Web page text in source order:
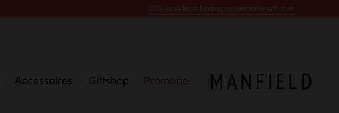
Accessoires Giftshop Promotie